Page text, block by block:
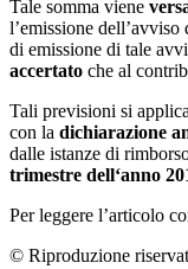
Tale somma viene
l’emissione
di emissione di tale
accertato che al
Tali previsioni si
con la dichiarazione
dalle istanze di
trimestre dell‘anno
Per leggere l’articolo
© Riproduzione